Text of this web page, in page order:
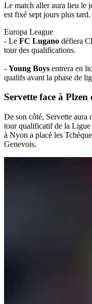
Le match aller aura lieu le
est fixé sept jours plus tard.
Europa League
- Le FC Lugano défiera
tour des qualifications.
- Young Boys entrera en
qualifs avant la phase de
Servette face à Plzen
De son côté, Servette aura
tour qualificatif de la Ligue
à Nyon a placé les
Genevois.